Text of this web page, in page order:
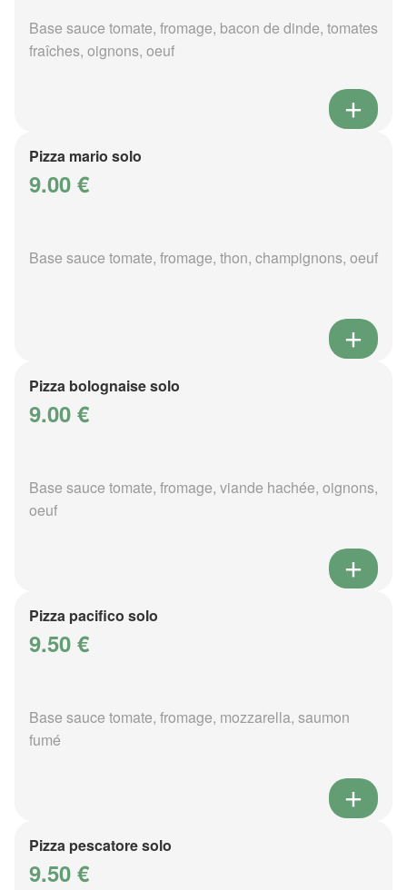
Base sauce tomate, fromage, bacon de dinde, tomates
fraîches, oignons, oeuf
Pizza mario solo
9.00 €
Base sauce tomate, fromage, thon, champignons, oeuf
Pizza bolognaise solo
9.00 €
Base sauce tomate, fromage, viande hachée, oignons,
oeuf
Pizza pacifico solo
9.50 €
Base sauce tomate, fromage, mozzarella, saumon
fumé
Pizza pescatore solo
9.50 €